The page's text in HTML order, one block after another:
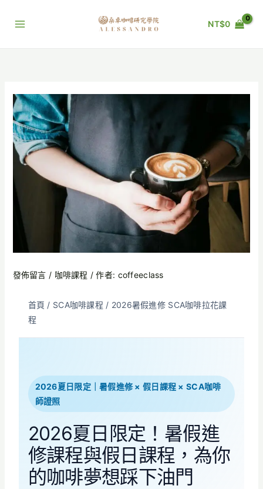
NT$0
發佈留言 / 咖啡課程 / 作者: coffeeclass
首頁 / SCA咖啡課程 / 2026暑假進修 SCA咖啡拉花課
程
2026夏日限定｜暑假進修 × 假日課程 × SCA咖啡
師證照
2026夏日限定！暑假進
修課程與假日課程，為你
的咖啡夢想踩下油門